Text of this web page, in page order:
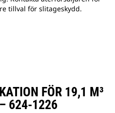
tillval för slitageskydd.
FÖR 19,1 M³
624-1226